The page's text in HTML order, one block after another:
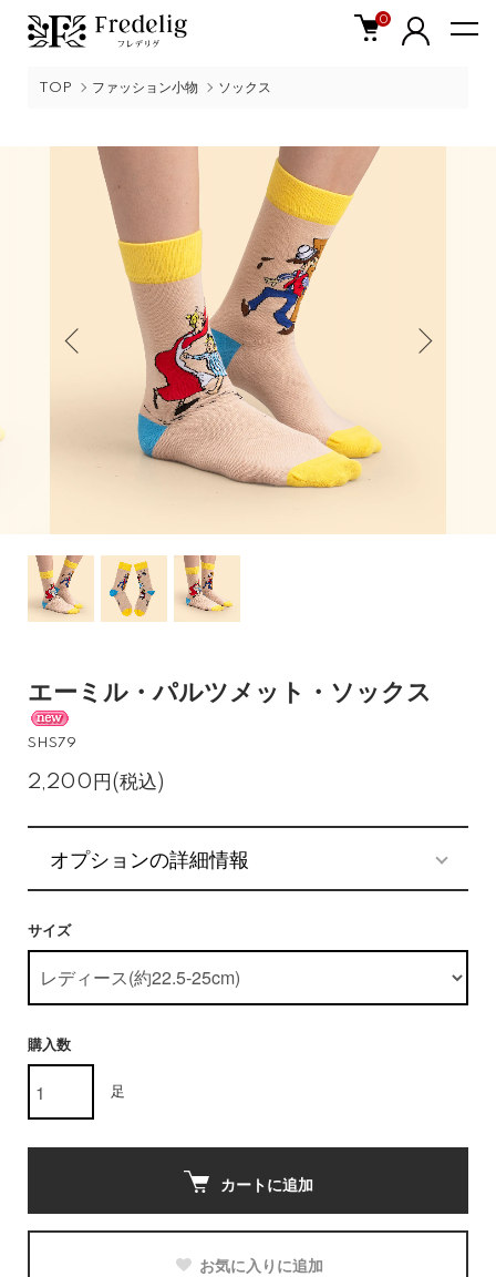
0
TOP ファッション小物 ソックス
エーミル・パルツメット・ソックス
SHS79
2,200円(税込)
オプションの詳細情報
サイズ
購入数
足
カートに追加
お気に入りに追加